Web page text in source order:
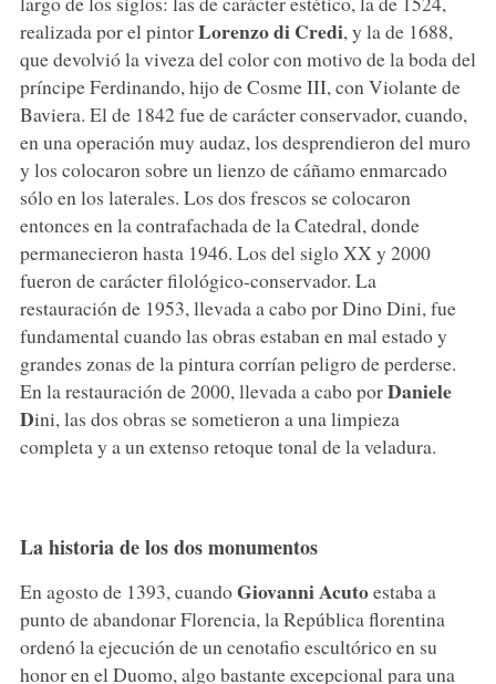
realizada por el pintorLorenzo di Credi, y la de 1688,
que devolvió la viveza del color con motivo de la boda del
príncipe Ferdinando, hijo de Cosme III, con Violante de
Baviera. El de 1842 fue de carácter conservador, cuando,
en una operación muy audaz, los desprendieron del muro
y los colocaron sobre un lienzo de cáñamo enmarcado
sólo en los laterales. Los dos frescos se colocaron
entonces en la contrafachada de la Catedral, donde
permanecieron hasta 1946. Los del siglo XX y 2000
fueron de carácter filológico-conservador. La
restauración de 1953, llevada a cabo por Dino Dini, fue
fundamental cuando las obras estaban en mal estado y
grandes zonas de la pintura corrían peligro de perderse.
En la restauración de 2000, llevada a cabo porDaniele
Dini, las dos obras se sometieron a una limpieza
completa y a un extenso retoque tonal de la veladura.
La historia de los dos monumentos
En agosto de 1393, cuandoGiovanni Acutoestaba a
punto de abandonar Florencia, la República florentina
ordenó la ejecución de un cenotafio escultórico en su
honor en el Duomo, algo bastante excepcional para una